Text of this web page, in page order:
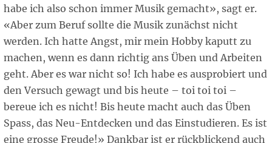
habe ich also schon immer Musik gemacht», sagt er.
«Aber zum Beruf sollte die Musik zunächst nicht
werden. Ich hatte Angst, mir mein Hobby kaputt zu
machen, wenn es dann richtig ans Üben und Arbeiten
geht. Aber es war nicht so! Ich habe es ausprobiert und
den Versuch gewagt und bis heute – toi toi toi –
bereue ich es nicht! Bis heute macht auch das Üben
Spass, das Neu-Entdecken und das Einstudieren. Es ist
eine grosse Freude!» Dankbar ist er rückblickend auch